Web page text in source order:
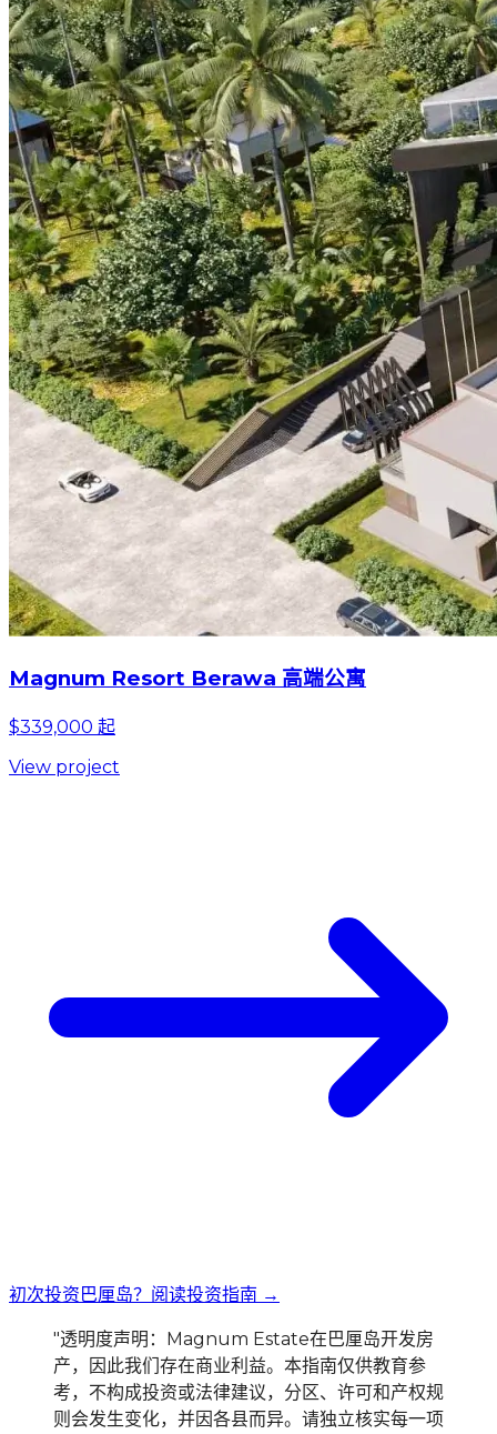
Magnum Resort Berawa 高端公寓
$339,000 起
View project
初次投资巴厘岛？阅读投资指南 →
"透明度声明：Magnum Estate在巴厘岛开发房
产，因此我们存在商业利益。本指南仅供教育参
考，不构成投资或法律建议，分区、许可和产权规
则会发生变化，并因各县而异。请独立核实每一项